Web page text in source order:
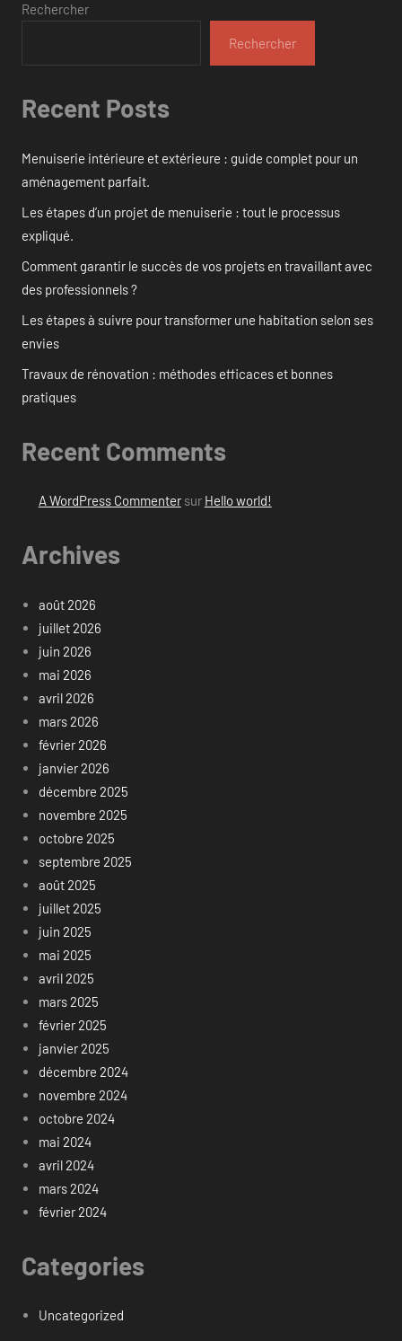
Rechercher
Rechercher
Recent Posts
Menuiserie intérieure et extérieure : guide complet pour un
aménagement parfait.
Les étapes d’un projet de menuiserie : tout le processus
expliqué.
Comment garantir le succès de vos projets en travaillant avec
des professionnels ?
Les étapes à suivre pour transformer une habitation selon ses
envies
Travaux de rénovation : méthodes efficaces et bonnes
pratiques
Recent Comments
A WordPress Commentersur Hello world!
Archives
août 2026
juillet 2026
juin 2026
mai 2026
avril 2026
mars 2026
février 2026
janvier 2026
décembre 2025
novembre 2025
octobre 2025
septembre 2025
août 2025
juillet 2025
juin 2025
mai 2025
avril 2025
mars 2025
février 2025
janvier 2025
décembre 2024
novembre 2024
octobre 2024
mai 2024
avril 2024
mars 2024
février 2024
Categories
Uncategorized